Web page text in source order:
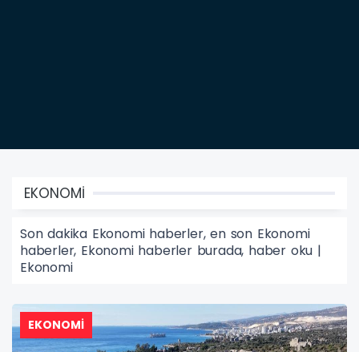
EKONOMİ
Son dakika Ekonomi haberler, en son Ekonomi
haberler, Ekonomi haberler burada, haber oku |
Ekonomi
EKONOMİ